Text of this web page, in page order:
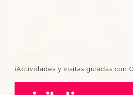
¡Actividades y visitas guiadas con